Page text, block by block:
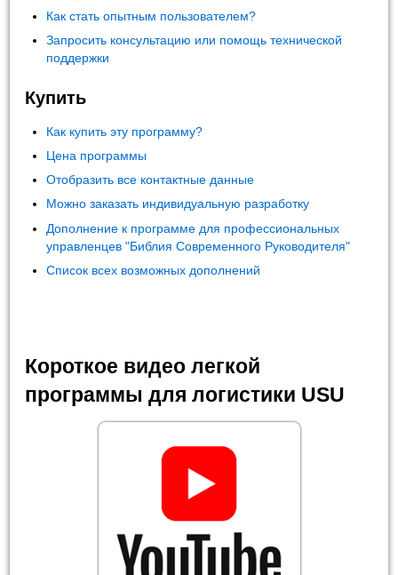
Как стать опытным пользователем?
Запросить консультацию или помощь технической
поддержки
Купить
Как купить эту программу?
Цена программы
Отобразить все контактные данные
Можно заказать индивидуальную разработку
Дополнение к программе для профессиональных
управленцев "Библия Современного Руководителя"
Список всех возможных дополнений
Короткое видео легкой
программы для логистики USU